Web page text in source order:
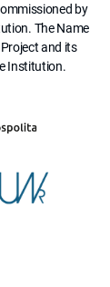
by
The Name
and its
Institution.